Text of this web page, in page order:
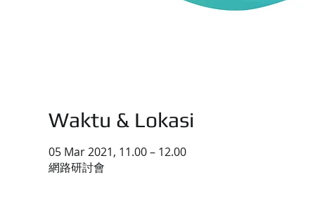
Waktu & Lokasi
05 Mar 2021, 11.00 – 12.00
網路研討會